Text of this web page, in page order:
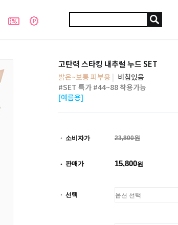
고탄력 스타킹 내추럴 누드 SET
밝은~보통 피부용 | 비침있음
#SET 특가 #44~88 착용가능
[여름용]
소비자가 23,800원
판매가 15,800원
선택